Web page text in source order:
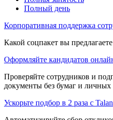
Полный день
Корпоративная поддержка
Какой соцпакет вы
Оформляйте кандидатов
Проверяйте сотрудников и
документы без бумаг и личных
Ускорьте подбор в 2 раза с